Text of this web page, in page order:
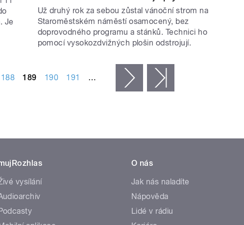
Je
Už druhý rok za sebou zůstal vánoční strom na
Staroměstském náměstí osamocený, bez
doprovodného programu a stánků. Technici ho
pomocí vysokozdvižných plošin odstrojují.
188 189 190 191 … následující ›
vysílání
O nás
Jak nás naladíte
Nápověda
Lidé v rádiu